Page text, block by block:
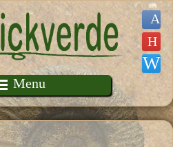
Menu